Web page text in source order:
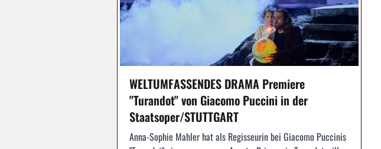
WELTUMFASSENDES DRAMA Premiere
"Turandot" von Giacomo Puccini in der
Staatsoper/STUTTGART
Anna-Sophie Mahler hat als Regisseurin bei Giacomo Puccinis